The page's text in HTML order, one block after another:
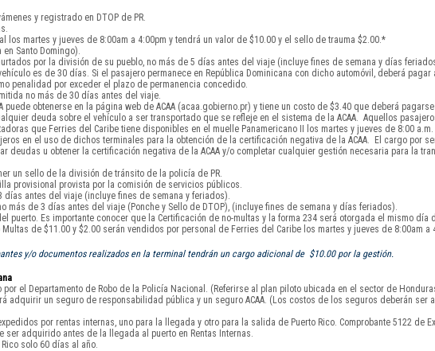
y registrado en DTOP de PR.
los martes y jueves de 8:00am a 4:00pm y tendrá un valor de $10.00 y el sello de trauma $2.00.*
Santo Domingo).
por la división de su pueblo, no más de 5 días antes del viaje (incluye fines de semana y días
es de 30 días. Si el pasajero permanece en República Dominicana con dicho automóvil, deberá
penalidad por exceder el plazo de permanencia concedido.
no más de 30 días antes del viaje.
puede obtenerse en la página web de ACAA (acaa.gobierno.pr) y tiene un costo de $3.40 que deberá
deuda sobre el vehículo a ser transportado que se refleje en el sistema de la ACAA. Aquellos
que Ferries del Caribe tiene disponibles en el muelle Panamericano II los martes y jueves de 8:00
en el uso de dichos terminales para la obtención de la certificación negativa de la ACAA. El cargo por
deudas u obtener la certificación negativa de la ACAA y/o completar cualquier gestión necesaria para la
un sello de la división de tránsito de la policía de PR.
provisional provista por la comisión de servicios públicos.
días antes del viaje (incluye fines de semana y feriados).
más de 3 días antes del viaje (Ponche y Sello de DTOP), (incluye fines de semana y días feriados).
puerto. Es importante conocer que la Certificación de no-multas y la forma 234 será otorgada el mismo
de $11.00 y $2.00 serán vendidos por personal de Ferries del Caribe los martes y jueves de 8:00am a
y/o documentos realizados en la terminal tendrán un cargo adicional de $10.00 por la gestión.
el Departamento de Robo de la Policía Nacional. (Referirse al plan piloto ubicada en el sector de
adquirir un seguro de responsabilidad pública y un seguro ACAA. (Los costos de los seguros deberán
por rentas internas, uno para la llegada y otro para la salida de Puerto Rico. Comprobante 5122 de
ser adquirido antes de la llegada al puerto en Rentas Internas.
solo 60 días al año.